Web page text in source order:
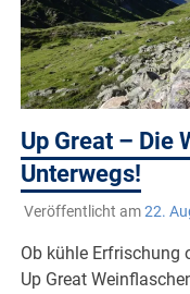
Up Great – Die
Unterwegs!
Veröffentlicht am22.
Ob kühle Erfrischung
Up Great